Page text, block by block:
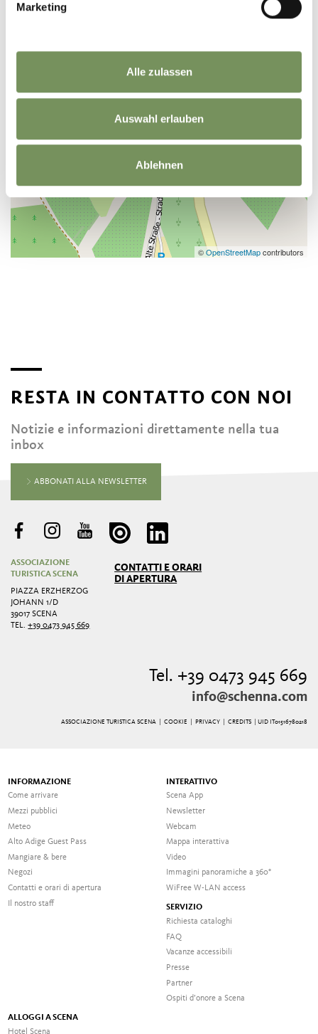
Marketing
Alle zulassen
Auswahl erlauben
Ablehnen
©OpenStreetMapcontributors
RESTA IN CONTATTO CON NOI
Notizie e informazioni direttamente nella tua
inbox
ABBONATI ALLA NEWSLETTER
ASSOCIAZIONE
TURISTICA SCENA
PIAZZA ERZHERZOG
JOHANN 1/D
39017 SCENA
TEL.+39 0473 945 669
CONTATTI E ORARI
DI APERTURA
Tel. +39 0473 945 669
info@schenna.com
ASSOCIAZIONE TURISTICA SCENA | COOKIE PRIVACY| CREDITS | UID IT01516780218
INFORMAZIONE
Come arrivare
Mezzi pubblici
Meteo
Alto Adige Guest Pass
Mangiare & bere
Negozi
Contatti e orari di apertura
Il nostro staff
INTERATTIVO
Scena App
Newsletter
Webcam
Mappa interattiva
Video
Immagini panoramiche a 360°
WiFree W-LAN access
SERVIZIO
Richiesta cataloghi
FAQ
Vacanze accessibili
Presse
Partner
Ospiti d’onore a Scena
ALLOGGI A SCENA
Hotel Scena